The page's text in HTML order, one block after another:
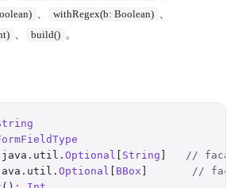
withRegex(b: Boolean)
build() 。
java.util. Optional String
//
Optional BBox
//